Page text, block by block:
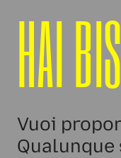
HAI
Vuoi